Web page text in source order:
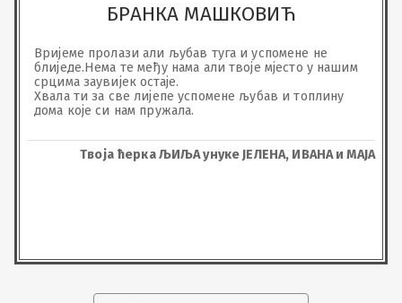
БРАНКА МАШКОВИЋ
Вријеме пролази али љубав туга и успомене не
блиједе.Нема те међу нама али твоје мјесто у нашим
срцима заувијек остаје.
Хвала ти за све лијепе успомене љубав и топлину
дома које си нам пружала.
Твоја ћерка ЉИЉА унуке ЈЕЛЕНА, ИВАНА и МАЈА